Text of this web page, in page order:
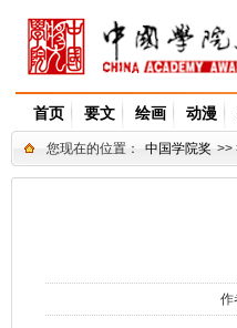
首页 要文 绘画 动漫
您现在的位置： 中国学院奖 >>
作